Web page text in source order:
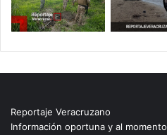
Reportaje Veracruzano
Información oportuna y al momento